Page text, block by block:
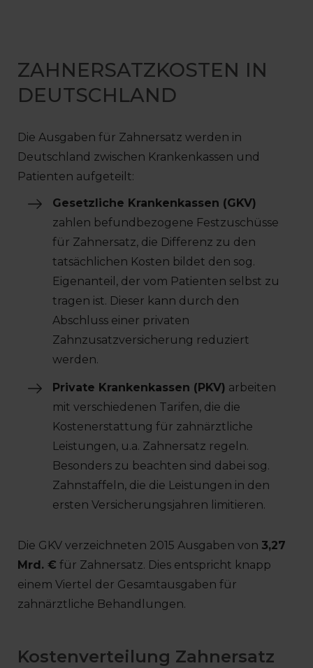
ZAHNERSATZKOSTEN IN
DEUTSCHLAND
Die Ausgaben für Zahnersatz werden in
Deutschland zwischen Krankenkassen und
Patienten aufgeteilt:
Gesetzliche Krankenkassen (GKV)
zahlen befundbezogene Festzuschüsse
für Zahnersatz, die Differenz zu den
tatsächlichen Kosten bildet den sog.
Eigenanteil, der vom Patienten selbst zu
tragen ist. Dieser kann durch den
Abschluss einer privaten
Zahnzusatzversicherung reduziert
werden.
Private Krankenkassen (PKV) arbeiten
mit verschiedenen Tarifen, die die
Kostenerstattung für zahnärztliche
Leistungen, u.a. Zahnersatz regeln.
Besonders zu beachten sind dabei sog.
Zahnstaffeln, die die Leistungen in den
ersten Versicherungsjahren limitieren.
Die GKV verzeichneten 2015 Ausgaben von 3,27
Mrd. € für Zahnersatz. Dies entspricht knapp
einem Viertel der Gesamtausgaben für
zahnärztliche Behandlungen.
Kostenverteilung Zahnersatz